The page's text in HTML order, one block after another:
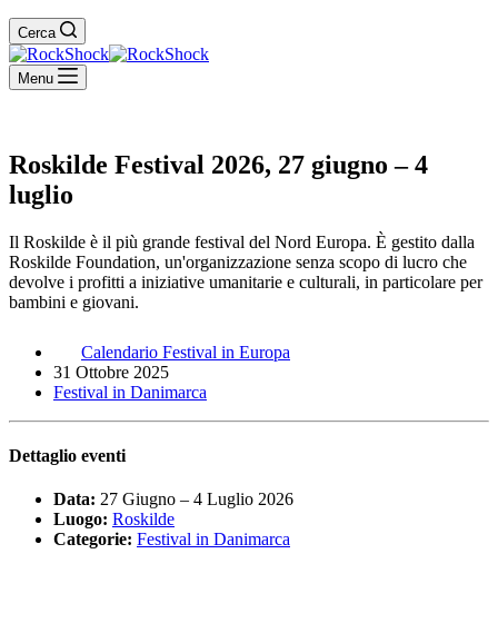
Cerca
Menu
Roskilde Festival 2026, 27 giugno – 4
luglio
Il Roskilde è il più grande festival del Nord Europa. È gestito dalla
Roskilde Foundation, un'organizzazione senza scopo di lucro che
devolve i profitti a iniziative umanitarie e culturali, in particolare per
bambini e giovani.
Calendario Festival in Europa
31 Ottobre 2025
Festival in Danimarca
Dettaglio eventi
Data: 27 Giugno – 4 Luglio 2026
Luogo: Roskilde
Categorie: Festival in Danimarca